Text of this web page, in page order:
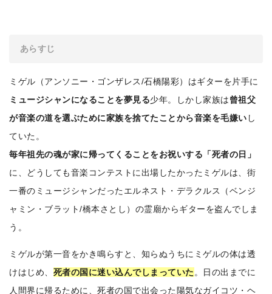
あらすじ
ミゲル（アンソニー・ゴンザレス/石橋陽彩）はギターを片手に
ミュージシャンになることを夢見る少年。しかし家族は曾祖父
が音楽の道を選ぶために家族を捨てたことから音楽を毛嫌い し
ていた。
毎年祖先の魂が家に帰ってくることをお祝いする「死者の日」
に、どうしても音楽コンテストに出場したかったミゲルは、街
一番のミュージシャンだったエルネスト・デラクルス（ベンジ
ャミン・ブラット/橋本さとし）の霊廟からギターを盗んでしま
う。
ミゲルが第一音をかき鳴らすと、知らぬうちにミゲルの体は透
けはじめ、 死者の国に迷い込んでしまっていた 。日の出までに
人間界に帰るために、死者の国で出会った陽気なガイコツ・ヘ